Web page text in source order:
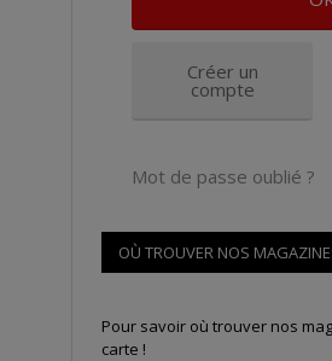
Créer un
compte
Mot de passe oublié ?
OÙ TROUVER NOS
Pour savoir où trouver nos
carte !